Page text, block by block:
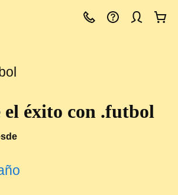
el éxito con .futbol